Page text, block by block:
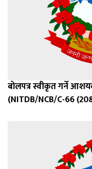
बोलपत्र स्वीकृत गर्ने
(NITDB/NCB/C-66